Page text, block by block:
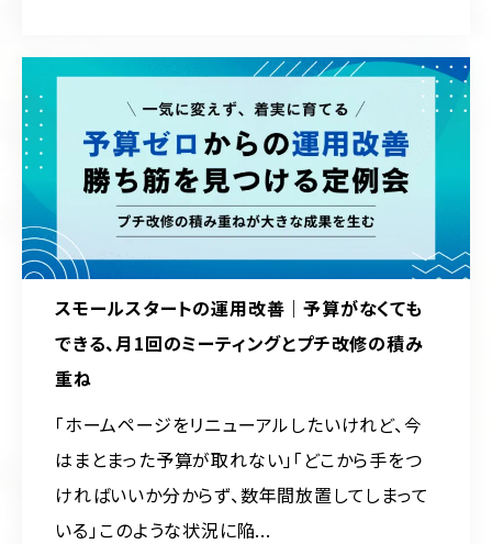
スモールスタートの運用改善｜予算がなくても
できる、月1回のミーティングとプチ改修の積み
重ね
「ホームページをリニューアルしたいけれど、今
はまとまった予算が取れない」「どこから手をつ
ければいいか分からず、数年間放置してしまって
いる」――このような状況に陥...